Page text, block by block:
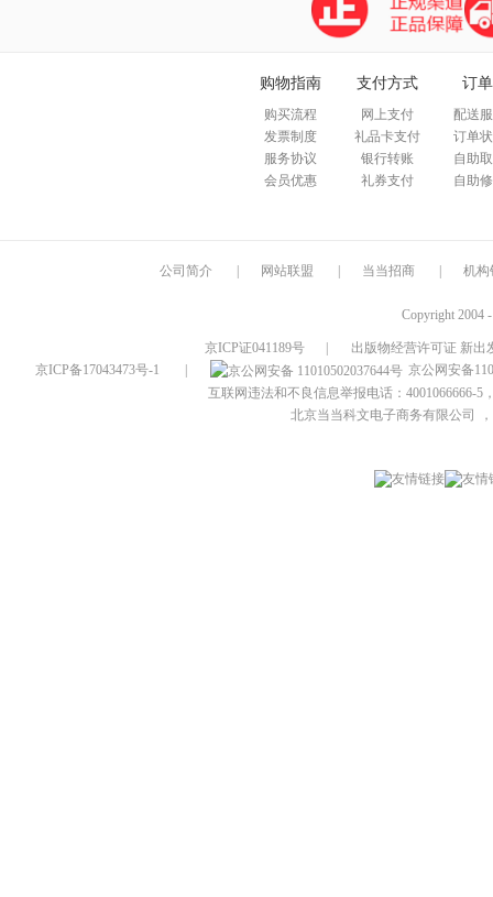
购物指南
购买流程
发票制度
服务协议
会员优惠
支付方式
网上支付
礼品卡支付
银行转账
礼券支付
订
配送
订单
自助
自助
公司简介 网站联盟 当当招商 机构
Copyright 2004
京ICP证041189号
出版物经营许可证 新出
京ICP备17043473号-1
京公网安备
互联网违法和不良信息举报电话：4001066666-5
北京当当科文电子商务有限公司